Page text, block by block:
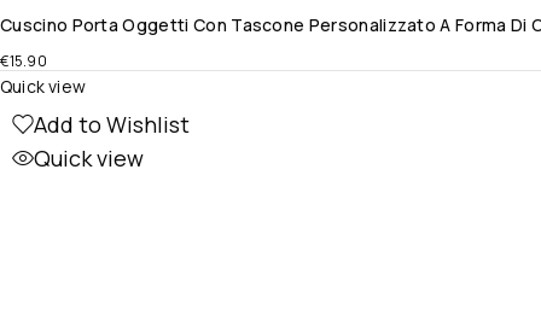
Cuscino Porta Oggetti Con Tascone Personalizzato A Forma Di
€15.90
Add to Wishlist
Quick view
Quick view